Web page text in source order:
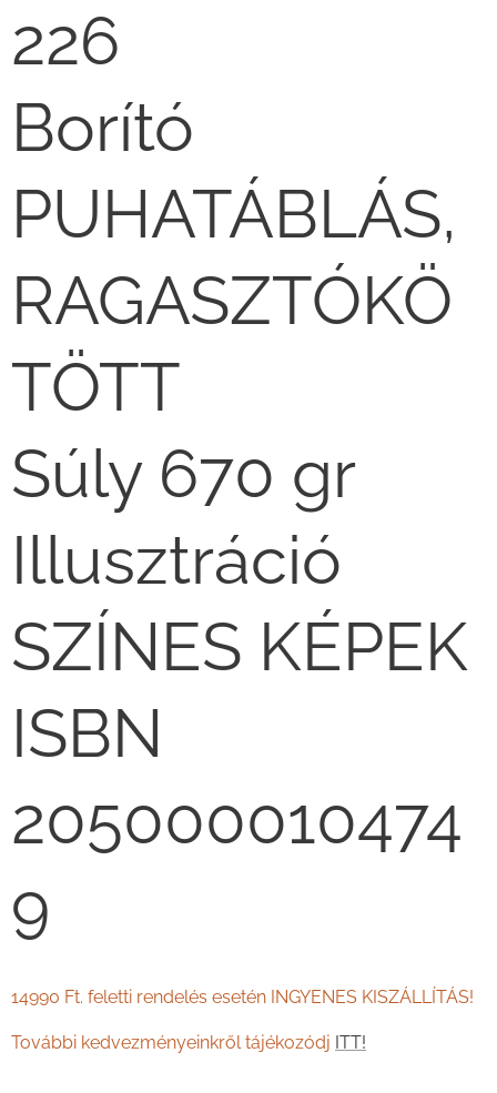
226
Borító
PUHATÁBLÁS,
RAGASZTÓKÖ
TÖTT
Súly 670 gr
Illusztráció
SZÍNES KÉPEK
ISBN
205000010474
9
14990 Ft. feletti rendelés esetén INGYENES KISZÁLLÍTÁS!
További kedvezményeinkről tájékozódj ITT!